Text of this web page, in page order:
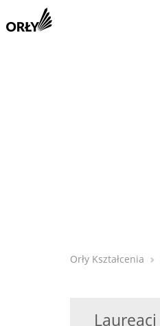
Orły Kształcenia
Laureaci